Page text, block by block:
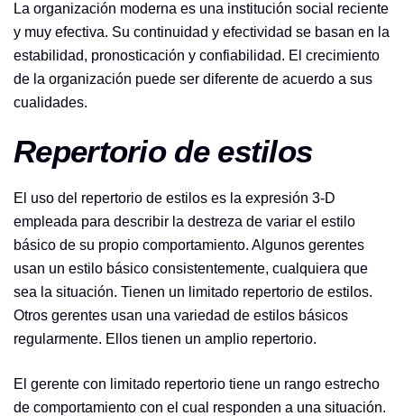
La organización moderna es una institución social reciente
y muy efectiva. Su continuidad y efectividad se basan en la
estabilidad, pronosticación y confiabilidad. El crecimiento
de la organización puede ser diferente de acuerdo a sus
cualidades.
Repertorio de estilos
El uso del repertorio de estilos es la expresión 3-D
empleada para describir la destreza de variar el estilo
básico de su propio comportamiento. Algunos gerentes
usan un estilo básico consistentemente, cualquiera que
sea la situación. Tienen un limitado repertorio de estilos.
Otros gerentes usan una variedad de estilos básicos
regularmente. Ellos tienen un amplio repertorio.
El gerente con limitado repertorio tiene un rango estrecho
de comportamiento con el cual responden a una situación.